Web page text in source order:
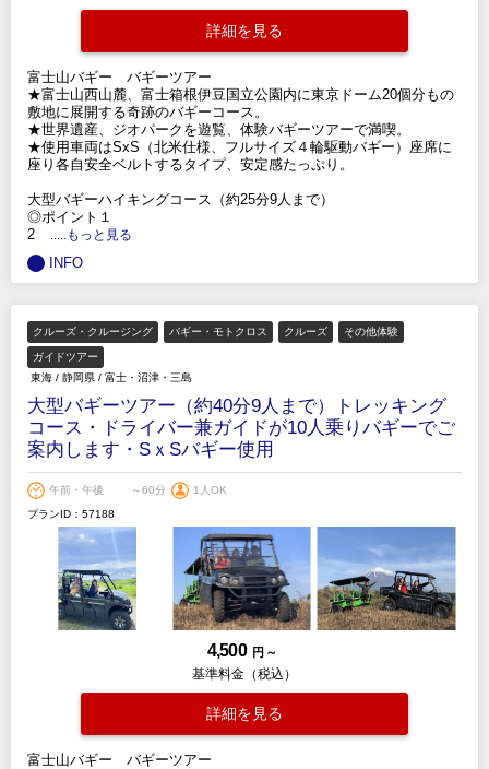
詳細を見る
富士山バギー バギーツアー
★富士山西山麓、富士箱根伊豆国立公園内に東京ドーム20個分もの
敷地に展開する奇跡のバギーコース。
★世界遺産、ジオパークを遊覧、体験バギーツアーで満喫。
★使用車両はSxS（北米仕様、フルサイズ４輪駆動バギー）座席に
座り各自安全ベルトするタイプ、安定感たっぷり。
大型バギーハイキングコース（約25分9人まで）
◎ポイント１
2
.....もっと見る
INFO
クルーズ・クルージング バギー・モトクロス クルーズ その他体験
ガイドツアー
東海 / 静岡県 / 富士・沼津・三島
大型バギーツアー（約40分9人まで）トレッキング
コース・ドライバー兼ガイドが10人乗りバギーでご
案内します・SｘSバギー使用
午前・午後 ～60分
1人OK
プランID：57188
4,500 円 ～
基準料金（税込）
詳細を見る
富士山バギー バギーツアー